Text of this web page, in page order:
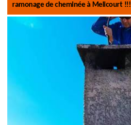
ramonage de cheminée à Melicourt !!!